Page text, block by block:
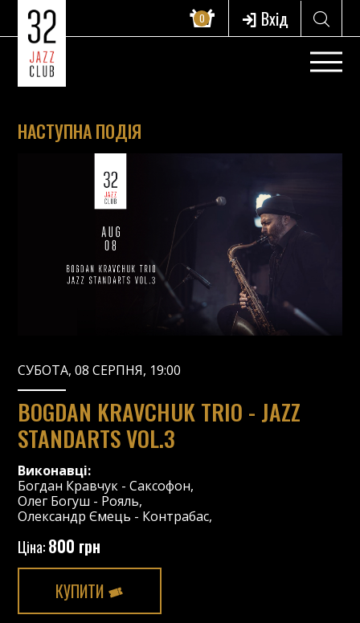
0 Вхід
НАСТУПНА ПОДІЯ
СУБОТА, 08 СЕРПНЯ, 19:00
BOGDAN KRAVCHUK TRIO - JAZZ
STANDARTS VOL.3
Виконавці:
Богдан Кравчук -Саксофон,
Олег Богуш - Рояль,
Олександр Ємець - Контрабас,
Ціна:800 грн
КУПИТИ